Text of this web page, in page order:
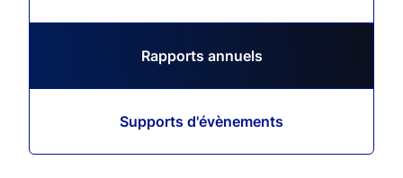
Rapports annuels
Supports d'évènements